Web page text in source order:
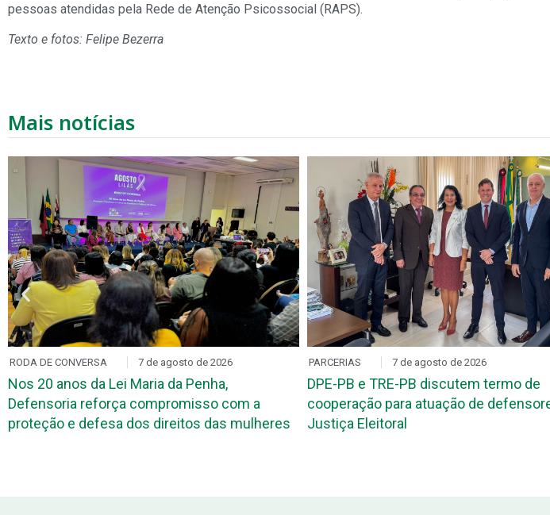
pessoas atendidas pela Rede de Atenção Psicossocial (RAPS).
Texto e fotos: Felipe Bezerra
Mais notícias
RODA DE CONVERSA 7 de agosto de 2026
Nos 20 anos da Lei Maria da Penha,
Defensoria reforça compromisso com a
proteção e defesa dos direitos das mulheres
PARCERIAS 7 de agosto de 2026
DPE-PB e TRE-PB discutem termo de
cooperação para atuação de
Justiça Eleitoral